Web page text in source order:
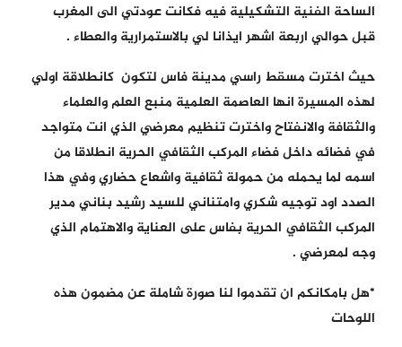
الساحة الفنية التشكيلية فيه فكانت عودتي الى المغرب
قبل حوالي اربعة اشهر ايذانا لي بالاستمرارية والعطاء .
حيث اخترت مسقط راسي مدينة فاس لتكون كانطلاقة اولي
لهذه المسيرة انها العاصمة العلمية منبع العلم والعلماء
والثقافة والانفتاح واخترت تنظيم معرضي الذي انت متواجد
في فضائه داخل فضاء المركب الثقافي الحرية انطلاقا من
اسمه لما يحمله من حمولة ثقافية واشعاع حضاري وفي هذا
الصدد اود توجيه شكري وامتناني للسيد رشيد بناني مدير
المركب الثقافي الحرية بفاس على العناية والاهتمام الذي
وجه لمعرضي .
*هل بامكانكم ان تقدموا لنا صورة شاملة عن مضمون هذه
اللوحات